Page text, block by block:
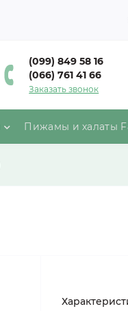
(099) 849 58 16
(066) 761 41 66
Заказать звонок
Пижамы и халаты